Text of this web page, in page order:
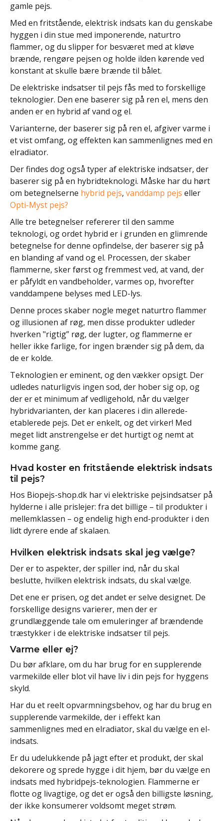
gamle pejs.
Med en fritstående, elektrisk indsats kan du genskabe
hyggen i din stue med imponerende, naturtro
flammer, og du slipper for besværet med at kløve
brænde, rengøre pejsen og holde ilden kørende ved
konstant at skulle bære brænde til bålet.
De elektriske indsatser til pejs fås med to forskellige
teknologier. Den ene baserer sig på ren el, mens den
anden er en hybrid af vand og el.
Varianterne, der baserer sig på ren el, afgiver varme i
et vist omfang, og effekten kan sammenlignes med en
elradiator.
Der findes dog også typer af elektriske indsatser, der
baserer sig på en hybridteknologi. Måske har du hørt
om betegnelserne hybrid pejs, vanddamp pejs eller
Opti-Myst pejs?
Alle tre betegnelser refererer til den samme
teknologi, og ordet hybrid er i grunden en glimrende
betegnelse for denne opfindelse, der baserer sig på
en blanding af vand og el. Processen, der skaber
flammerne, sker først og fremmest ved, at vand, der
er påfyldt en vandbeholder, varmes op, hvorefter
vanddampene belyses med LED-lys.
Denne proces skaber nogle meget naturtro flammer
og illusionen af røg, men disse produkter udleder
hverken "rigtig” røg, der lugter, og flammerne er
heller ikke farlige, for ingen brænder sig på dem, da
de er kolde.
Teknologien er eminent, og den vækker opsigt. Der
udledes naturligvis ingen sod, der hober sig op, og
der er et minimum af vedligehold, når du vælger
hybridvarianten, der kan placeres i din allerede-
etablerede pejs. Det er enkelt, og det virker! Med
meget lidt anstrengelse er det hurtigt og nemt at
komme gang.
Hvad koster en fritstående elektrisk indsats
til pejs?
Hos Biopejs-shop.dk har vi elektriske pejsindsatser på
hylderne i alle prislejer: fra det billige – til produkter i
mellemklassen – og endelig high end-produkter i den
lidt dyrere ende af skalaen.
Hvilken elektrisk indsats skal jeg vælge?
Der er to aspekter, der spiller ind, når du skal
beslutte, hvilken elektrisk indsats, du skal vælge.
Det ene er prisen, og det andet er selve designet. De
forskellige designs varierer, men der er
grundlæggende tale om emuleringer af brændende
træstykker i de elektriske indsatser til pejs.
Varme eller ej?
Du bør afklare, om du har brug for en supplerende
varmekilde eller blot vil have liv i din pejs for hyggens
skyld.
Har du et reelt opvarmningsbehov, og har du brug en
supplerende varmekilde, der i effekt kan
sammenlignes med en elradiator, skal du vælge en el-
indsats.
Er du udelukkende på jagt efter et produkt, der skal
dekorere og sprede hygge i dit hjem, bør du vælge en
indsats med hybridpejs-teknologien. Flammerne er
flotte og livagtige, og det er også den billigste løsning,
der ikke konsumerer voldsomt meget strøm.